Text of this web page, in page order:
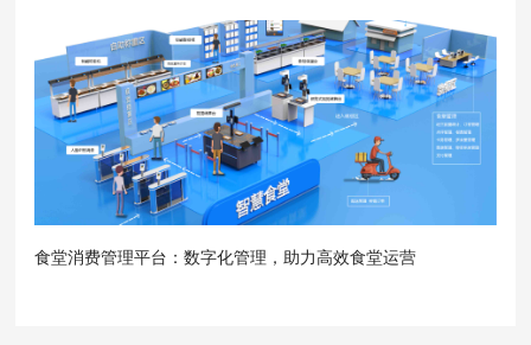
食堂消费管理平台：数字化管理，助力高效食堂运营